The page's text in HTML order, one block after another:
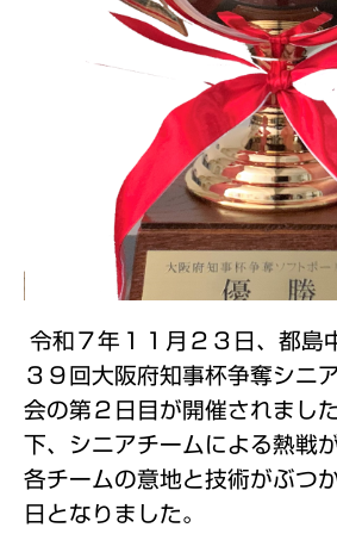
令和７年１１月２３日、都島
３９回大阪府知事杯争奪シニ
会の第２日目が開催されまし
下、シニアチームによる熱戦
各チームの意地と技術がぶつ
日となりました。